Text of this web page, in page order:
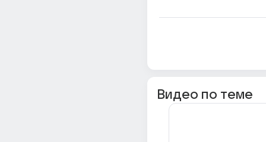
Видео по теме